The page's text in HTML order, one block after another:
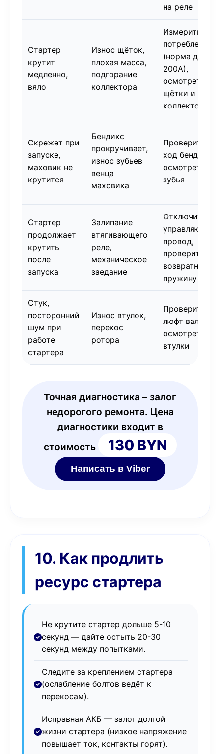
на реле
Стартер
крутит
медленно,
вяло
Износ щёток,
плохая масса,
подгорание
коллектора
Измерить ток
потребления
(норма до
200А),
осмотреть
щётки и
коллектор
Скрежет при
запуске,
маховик не
крутится
Бендикс
прокручивает,
износ зубьев
венца
маховика
Проверить
ход бендикса,
осмотреть
зубья
Стартер
продолжает
крутить
после
запуска
Залипание
втягивающего
реле,
механическое
заедание
Отключить
управляющий
провод,
проверить
возвратную
пружину
Стук,
посторонний
шум при
работе
стартера
Износ втулок,
перекос
ротора
Проверить
люфт вала,
осмотреть
втулки
Точная диагностика – залог
недорогого ремонта. Цена
диагностики входит в
стоимость
130 BYN
Написать в Viber
10. Как продлить
ресурс стартера
Не крутите стартер дольше 5-10
секунд — дайте остыть 20-30
секунд между попытками.
Следите за креплением стартера
(ослабление болтов ведёт к
перекосам).
Исправная АКБ — залог долгой
жизни стартера (низкое напряжение
повышает ток, контакты горят).